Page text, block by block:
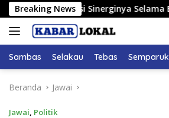
Langsung
ke
konten
Breaking News
Sinerginya Selama Bertugas
Sambas Selakau Tebas Semparuk
Beranda Jawai
Jawai, Politik